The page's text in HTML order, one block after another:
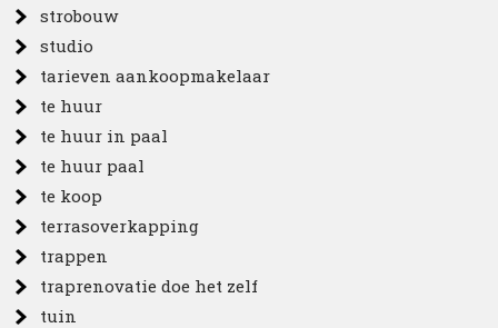
strobouw
studio
tarieven aankoopmakelaar
te huur
te huur in paal
te huur paal
te koop
terrasoverkapping
trappen
traprenovatie doe het zelf
tuin